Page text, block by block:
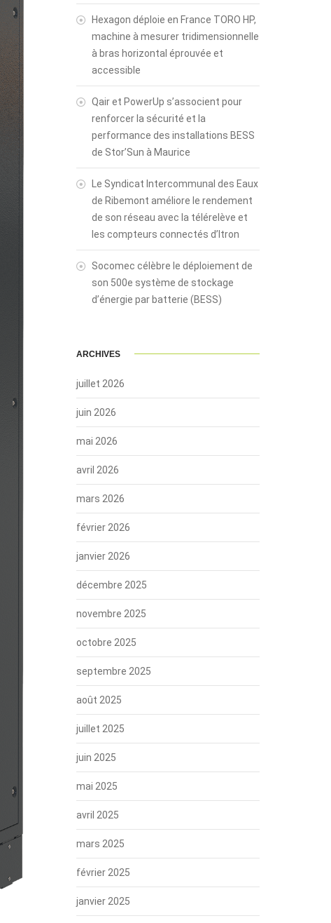
Hexagon déploie en France TORO HP,
machine à mesurer tridimensionnelle
à bras horizontal éprouvée et
accessible
Qair et PowerUp s’associent pour
renforcer la sécurité et la
performance des installations BESS
de Stor’Sun à Maurice
Le Syndicat Intercommunal des Eaux
de Ribemont améliore le rendement
de son réseau avec la télérelève et
les compteurs connectés d’Itron
Socomec célèbre le déploiement de
son 500e système de stockage
d’énergie par batterie (BESS)
ARCHIVES
juillet 2026
juin 2026
mai 2026
avril 2026
mars 2026
février 2026
janvier 2026
décembre 2025
novembre 2025
octobre 2025
septembre 2025
août 2025
juillet 2025
juin 2025
mai 2025
avril 2025
mars 2025
février 2025
janvier 2025